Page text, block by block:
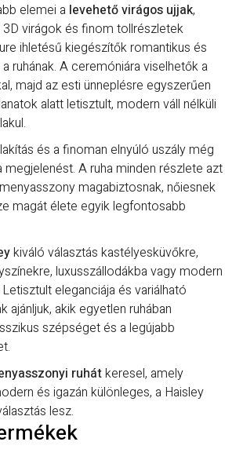
elemei a levehető virágos ujjak,
virágok és finom tollrészletek
ihletésű kiegészítők romantikus és
ruhának. A ceremóniára viselhetők a
majd az esti ünneplésre egyszerűen
alatt letisztult, modern váll nélküli
és a finoman elnyúló uszály még
A ruha minden részlete azt
magabiztosnak, nőiesnek
magát élete egyik legfontosabb
kiváló választás kastélyesküvőkre,
luxusszállodákba vagy modern
eleganciája és variálható
ajánljuk, akik egyetlen ruhában
szépséget és a legújabb
ruhátkeresel, amely
és igazán különleges, a Haisley
lesz.